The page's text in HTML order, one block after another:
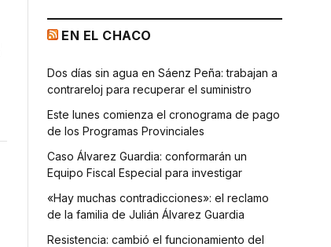
EN EL CHACO
Dos días sin agua en Sáenz Peña: trabajan a
contrareloj para recuperar el suministro
Este lunes comienza el cronograma de pago
de los Programas Provinciales
Caso Álvarez Guardia: conformarán un
Equipo Fiscal Especial para investigar
«Hay muchas contradicciones»: el reclamo
de la familia de Julián Álvarez Guardia
Resistencia: cambió el funcionamiento del